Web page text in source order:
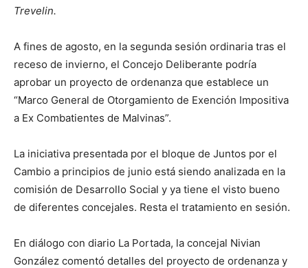
Trevelin.
A fines de agosto, en la segunda sesión ordinaria tras el
receso de invierno, el Concejo Deliberante podría
aprobar un proyecto de ordenanza que establece un
“Marco General de Otorgamiento de Exención Impositiva
a Ex Combatientes de Malvinas”.
La iniciativa presentada por el bloque de Juntos por el
Cambio a principios de junio está siendo analizada en la
comisión de Desarrollo Social y ya tiene el visto bueno
de diferentes concejales. Resta el tratamiento en sesión.
En diálogo con diario La Portada, la concejal Nivian
González comentó detalles del proyecto de ordenanza y